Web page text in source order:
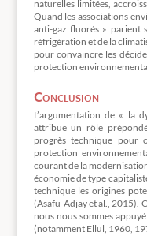
naturelles limitées,
Quand les associations
anti-gaz fluorés » parient
réfrigération et de la
pour convaincre les
protection
Conclusion
L’argumentation de « la
attribue un rôle
progrès technique pour
protection
courant de la
économie de type
technique les origines
(Asafu-Adjay et al., 2015).
nous nous sommes
(notamment Ellul, 1960,